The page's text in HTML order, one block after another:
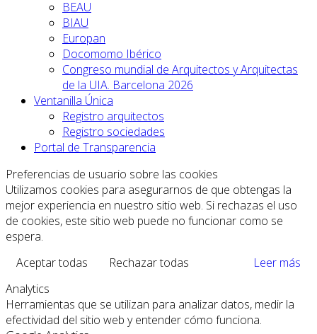
BEAU
BIAU
Europan
Docomomo Ibérico
Congreso mundial de Arquitectos y Arquitectas
de la UIA. Barcelona 2026
Ventanilla Única
Registro arquitectos
Registro sociedades
Portal de Transparencia
Preferencias de usuario sobre las cookies
Utilizamos cookies para asegurarnos de que obtengas la
mejor experiencia en nuestro sitio web. Si rechazas el uso
de cookies, este sitio web puede no funcionar como se
espera.
Aceptar todas
Rechazar todas
Leer más
Analytics
Herramientas que se utilizan para analizar datos, medir la
efectividad del sitio web y entender cómo funciona.